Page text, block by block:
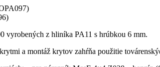
vyrobených z hliníka PA11 s hrúbkou 6 mm.
a montáž krytov zahŕňa použitie